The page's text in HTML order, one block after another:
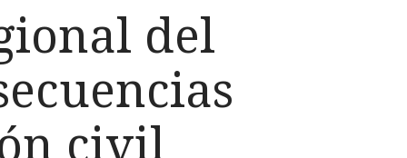
del
civil